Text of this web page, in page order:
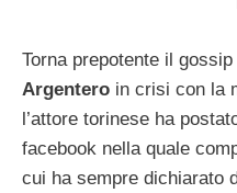
Torna prepotente il
Argentero in crisi con la
l’attore torinese ha
facebook nella quale
cui ha sempre dichiarato